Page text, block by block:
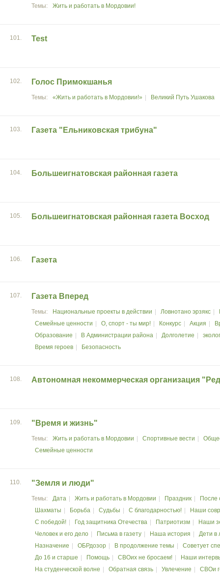
Жить и работать в Мордовии!
101. Test
102. Голос Примокшанья
«Жить и работать в Мордовии!» Великий Путь Ушакова
103. Газета "Ельниковская трибуна"
104. Большеигнатовская районная газета
105. Большеигнатовская районная газета Восход
106. Газета
107. Газета Вперед
Национальные проекты в действии Ловнотано эрзякс
Семейные ценности
О, спорт - ты мир! Конкурс Акция
Образование
В Администрации района Долголетие
Время героев
Безопасность
108. Автономная некоммерческая организация
109. "Время и жизнь"
Жить и работать в Мордовии Спортивные вести
Семейные ценности
110. "Земля и люди"
Дата Жить и работать в Мордовии Праздник
После
Шахматы
Борьба Судьбы С благодарностью!
Наши
С победой!
Год защитника Отечества Патриотизм
Наши
Человек и его дело
Письма в газету Наша история
Дети в
Назначение
ОБРдозор В продолжение темы
Советует
До 16 и старше
Помощь СВОих не бросаем!
Наши
На студенческой волне
Обратная связь Увлечение СВОи